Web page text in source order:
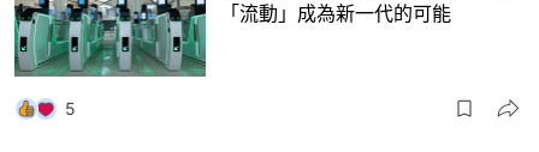
「流動」成為新一代的可能
5